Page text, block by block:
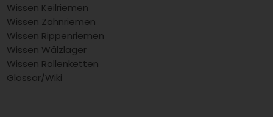
Wissen Keilriemen
Wissen Zahnriemen
Wissen Rippenriemen
Wissen Wälzlager
Wissen Rollenketten
Glossar/Wiki